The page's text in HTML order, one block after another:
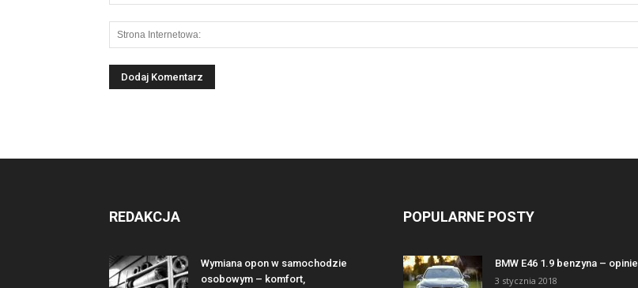
REDAKCJA
Wymiana opon w samochodzie
osobowym – komfort,
POPULARNE POSTY
BMW E46 1.9 benzyna – opinie
3 stycznia 2018